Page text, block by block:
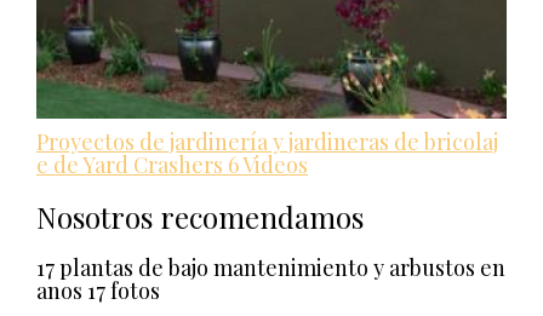
Proyectos de jardinería y jardineras de bricolaj
e de Yard Crashers 6 Videos
Nosotros recomendamos
17 plantas de bajo mantenimiento y arbustos en
anos 17 fotos